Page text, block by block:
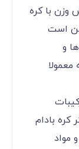
وزن با کره
است
و
کره بادام
مواد